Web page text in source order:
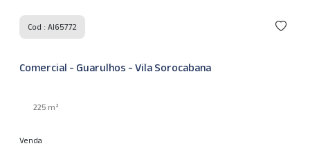
Cod : AI65772
Comercial - Guarulhos - Vila Sorocabana
225 m²
Venda